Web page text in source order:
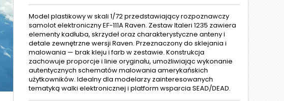
Model plastikowy w skali 1/72 przedstawiający rozpoznawczy
samolot elektroniczny EF-111A Raven. Zestaw Italeri 1235 zawiera
elementy kadłuba, skrzydeł oraz charakterystyczne anteny i
detale zewnętrzne wersji Raven. Przeznaczony do sklejania i
malowania — brak kleju i farb w zestawie. Konstrukcja
zachowuje proporcje i linie oryginału, umożliwiając wykonanie
autentycznych schematów malowania amerykańskich
użytkowników. Idealny dla modelarzy zainteresowanych
tematyką walki elektronicznej i platform wsparcia SEAD/DEAD.